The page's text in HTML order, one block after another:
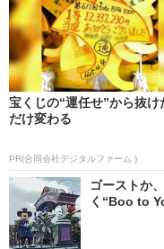
宝くじの“運任せ”から抜け
だけ変わる
PR(合同会社デジタルファーム )
ゴーストか
く“Boo to